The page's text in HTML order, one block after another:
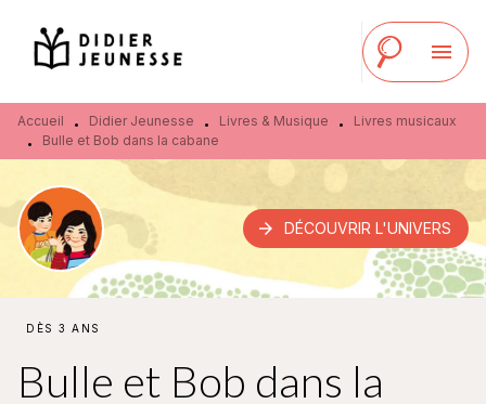
MENU RECHERCHE
PIED DE PAGE
menu
Accueil • Didier Jeunesse • Livres & Musique •
Livres musicaux
•
Bulle et Bob dans la cabane
arrow_forward DÉCOUVRIR L'UNIVERS
DÈS 3 ANS
Bulle et Bob dans la